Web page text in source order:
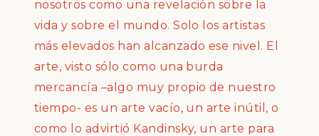
nosotros como una revelación sobre la
vida y sobre el mundo. Solo los artistas
más elevados han alcanzado ese nivel. El
arte, visto sólo como una burda
mercancía –algo muy propio de nuestro
tiempo- es un arte vacío, un arte inútil, o
como lo advirtió Kandinsky, un arte para